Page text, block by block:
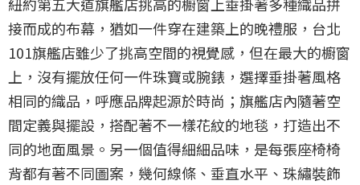
接而成的布幕，猶如一件穿在建築上的晚禮服，台北
101旗艦店雖少了挑高空間的視覺感，但在最大的櫥窗
上，沒有擺放任何一件珠寶或腕錶，選擇垂掛著風格
相同的織品，呼應品牌起源於時尚；旗艦店內隨著空
間定義與擺設，搭配著不一樣花紋的地毯，打造出不
同的地面風景。另一個值得細細品味，是每張座椅椅
背都有著不同圖案，幾何線條、垂直水平、珠繡裝飾